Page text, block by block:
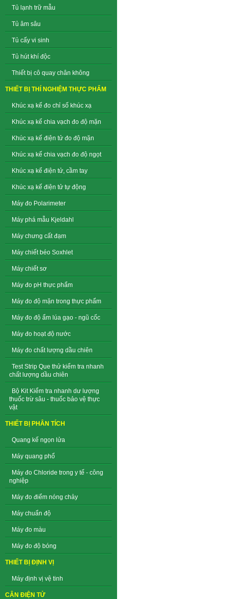
Tủ lạnh trữ mẫu
Tủ âm sâu
Tủ cấy vi sinh
Tủ hút khí độc
Thiết bị cô quay chân không
THIẾT BỊ THÍ NGHIỆM THỰC PHẨM
Khúc xạ kế đo chỉ số khúc xạ
Khúc xạ kế chia vạch đo độ mặn
Khúc xạ kế điện tử đo độ mặn
Khúc xạ kế chia vạch đo độ ngọt
Khúc xạ kế điện tử, cầm tay
Khúc xạ kế điện tử tự động
Máy đo Polarimeter
Máy phá mẫu Kjeldahl
Máy chưng cất đạm
Máy chiết béo Soxhlet
Máy chiết sơ
Máy đo pH thực phẩm
Máy đo độ mặn trong thực phẩm
Máy đo độ ẩm lúa gạo - ngũ cốc
Máy đo hoạt độ nước
Máy đo chất lượng dầu chiên
Test Strip Que thử kiểm tra nhanh
chất lượng dầu chiên
Bộ Kit Kiểm tra nhanh dư lượng
thuốc trừ sâu - thuốc bảo vệ thực
vật
THIẾT BỊ PHÂN TÍCH
Quang kế ngọn lửa
Máy quang phổ
Máy đo Chloride trong y tế - công
nghiệp
Máy đo điểm nóng chảy
Máy chuẩn độ
Máy đo màu
Máy đo độ bóng
THIẾT BỊ ĐỊNH VỊ
Máy định vị vệ tinh
CÂN ĐIỆN TỬ